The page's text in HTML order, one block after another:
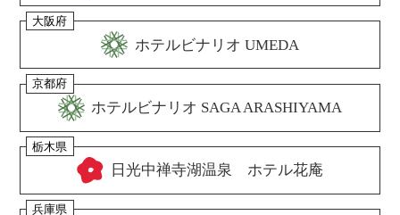
大阪府
ホテルビナリオ UMEDA
京都府
ホテルビナリオ SAGA ARASHIYAMA
栃木県
日光中禅寺湖温泉 ホテル花庵
兵庫県